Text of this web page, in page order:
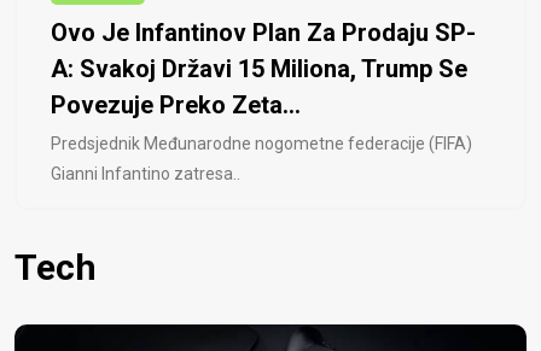
Ovo Je Infantinov Plan Za Prodaju SP-
A: Svakoj Državi 15 Miliona, Trump Se
Povezuje Preko Zeta...
Predsjednik Međunarodne nogometne federacije (FIFA)
Gianni Infantino zatresa..
Tech